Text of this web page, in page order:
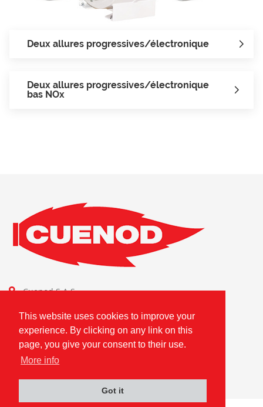
This website uses cookies to improve your
experience. By clicking on any link on this
page, you give your consent to their use.
More info
Got it
Deux allures progressives/électronique
Deux allures progressives/électronique
bas NOx
Cuenod S.A.S.
Ariston Group
FR80796180420